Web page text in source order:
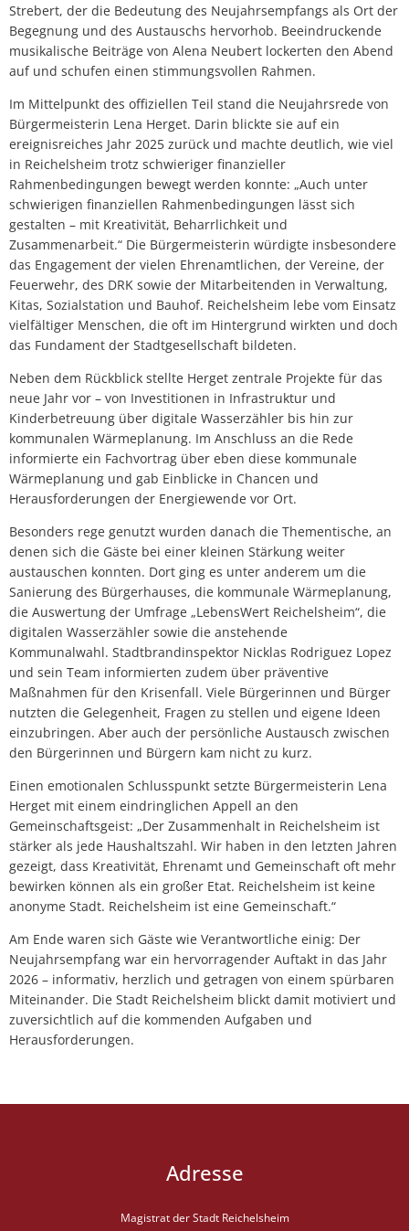
Strebert, der die Bedeutung des Neujahrsempfangs als Ort der
Begegnung und des Austauschs hervorhob. Beeindruckende
musikalische Beiträge von Alena Neubert lockerten den Abend
auf und schufen einen stimmungsvollen Rahmen.
Im Mittelpunkt des offiziellen Teil stand die Neujahrsrede von
Bürgermeisterin Lena Herget. Darin blickte sie auf ein
ereignisreiches Jahr 2025 zurück und machte deutlich, wie viel
in Reichelsheim trotz schwieriger finanzieller
Rahmenbedingungen bewegt werden konnte: „Auch unter
schwierigen finanziellen Rahmenbedingungen lässt sich
gestalten – mit Kreativität, Beharrlichkeit und
Zusammenarbeit.“ Die Bürgermeisterin würdigte insbesondere
das Engagement der vielen Ehrenamtlichen, der Vereine, der
Feuerwehr, des DRK sowie der Mitarbeitenden in Verwaltung,
Kitas, Sozialstation und Bauhof. Reichelsheim lebe vom Einsatz
vielfältiger Menschen, die oft im Hintergrund wirkten und doch
das Fundament der Stadtgesellschaft bildeten.
Neben dem Rückblick stellte Herget zentrale Projekte für das
neue Jahr vor – von Investitionen in Infrastruktur und
Kinderbetreuung über digitale Wasserzähler bis hin zur
kommunalen Wärmeplanung. Im Anschluss an die Rede
informierte ein Fachvortrag über eben diese kommunale
Wärmeplanung und gab Einblicke in Chancen und
Herausforderungen der Energiewende vor Ort.
Besonders rege genutzt wurden danach die Thementische, an
denen sich die Gäste bei einer kleinen Stärkung weiter
austauschen konnten. Dort ging es unter anderem um die
Sanierung des Bürgerhauses, die kommunale Wärmeplanung,
die Auswertung der Umfrage „LebensWert Reichelsheim“, die
digitalen Wasserzähler sowie die anstehende
Kommunalwahl. Stadtbrandinspektor Nicklas Rodriguez Lopez
und sein Team informierten zudem über präventive
Maßnahmen für den Krisenfall. Viele Bürgerinnen und Bürger
nutzten die Gelegenheit, Fragen zu stellen und eigene Ideen
einzubringen. Aber auch der persönliche Austausch zwischen
den Bürgerinnen und Bürgern kam nicht zu kurz.
Einen emotionalen Schlusspunkt setzte Bürgermeisterin Lena
Herget mit einem eindringlichen Appell an den
Gemeinschaftsgeist: „Der Zusammenhalt in Reichelsheim ist
stärker als jede Haushaltszahl. Wir haben in den letzten Jahren
gezeigt, dass Kreativität, Ehrenamt und Gemeinschaft oft mehr
bewirken können als ein großer Etat. Reichelsheim ist keine
anonyme Stadt. Reichelsheim ist eine Gemeinschaft.“
Am Ende waren sich Gäste wie Verantwortliche einig: Der
Neujahrsempfang war ein hervorragender Auftakt in das Jahr
2026 – informativ, herzlich und getragen von einem spürbaren
Miteinander. Die Stadt Reichelsheim blickt damit motiviert und
zuversichtlich auf die kommenden Aufgaben und
Herausforderungen.
Adresse
Magistrat der Stadt Reichelsheim